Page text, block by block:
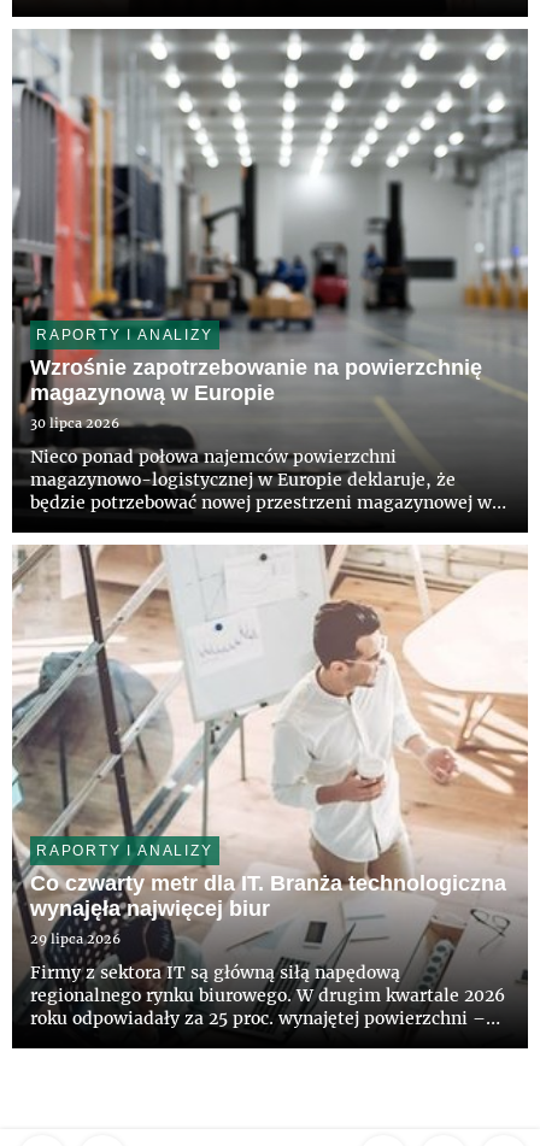
12 proc. deklaruje zainteresowanie tym modelem –
wynika z najnowszego...
RAPORTY I ANALIZY
Wzrośnie zapotrzebowanie na powierzchnię
magazynową w Europie
30 lipca 2026
Nieco ponad połowa najemców powierzchni
magazynowo-logistycznej w Europie deklaruje, że
będzie potrzebować nowej przestrzeni magazynowej w
„European Logistics Occupier Survey 2026”,
przygotowanego przez CBRE i firmę A...
RAPORTY I ANALIZY
Co czwarty metr dla IT. Branża technologiczna
wynajęła najwięcej biur
29 lipca 2026
Firmy z sektora IT są główną siłą napędową
regionalnego rynku biurowego. W drugim kwartale 2026
roku odpowiadały za 25 proc. wynajętej powierzchni –